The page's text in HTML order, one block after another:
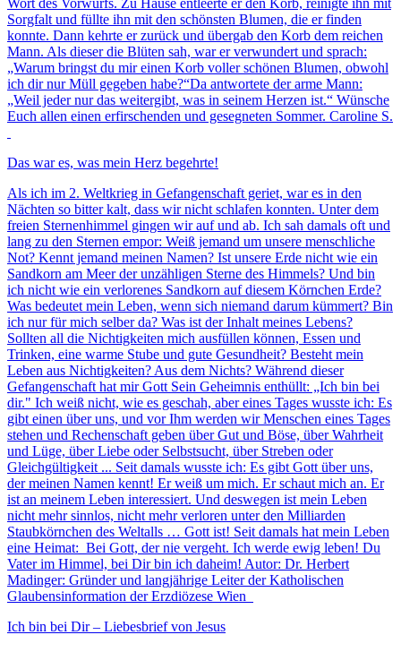
Sorgfalt und füllte ihn mit den schönsten Blumen, die er finden
konnte. Dann kehrte er zurück und übergab den Korb dem reichen
Mann. Als dieser die Blüten sah, war er verwundert und sprach:
„Warum bringst du mir einen Korb voller schönen Blumen, obwohl
ich dir nur Müll gegeben habe?“Da antwortete der arme Mann:
„Weil jeder nur das weitergibt, was in seinem Herzen ist.“ Wünsche
Euch allen einen erfirschenden und gesegneten Sommer. Caroline S.
Das war es, was mein Herz begehrte!
Als ich im 2. Weltkrieg in Gefangenschaft geriet, war es in den
Nächten so bitter kalt, dass wir nicht schlafen konnten. Unter dem
freien Sternenhimmel gingen wir auf und ab. Ich sah damals oft und
lang zu den Sternen empor: Weiß jemand um unsere menschliche
Not? Kennt jemand meinen Namen? Ist unsere Erde nicht wie ein
Sandkorn am Meer der unzähligen Sterne des Himmels? Und bin
ich nicht wie ein verlorenes Sandkorn auf diesem Körnchen Erde?
Was bedeutet mein Leben, wenn sich niemand darum kümmert? Bin
ich nur für mich selber da? Was ist der Inhalt meines Lebens?
Sollten all die Nichtigkeiten mich ausfüllen können, Essen und
Trinken, eine warme Stube und gute Gesundheit? Besteht mein
Leben aus Nichtigkeiten? Aus dem Nichts? Während dieser
Gefangenschaft hat mir Gott Sein Geheimnis enthüllt: „Ich bin bei
dir." Ich weiß nicht, wie es geschah, aber eines Tages wusste ich: Es
gibt einen über uns, und vor Ihm werden wir Menschen eines Tages
stehen und Rechenschaft geben über Gut und Böse, über Wahrheit
und Lüge, über Liebe oder Selbstsucht, über Streben oder
Gleichgültigkeit ... Seit damals wusste ich: Es gibt Gott über uns,
der meinen Namen kennt! Er weiß um mich. Er schaut mich an. Er
ist an meinem Leben interessiert. Und deswegen ist mein Leben
nicht mehr sinnlos, nicht mehr verloren unter den Milliarden
Staubkörnchen des Weltalls … Gott ist! Seit damals hat mein Leben
eine Heimat: Bei Gott, der nie vergeht. Ich werde ewig leben! Du
Vater im Himmel, bei Dir bin ich daheim! Autor: Dr. Herbert
Madinger: Gründer und langjährige Leiter der Katholischen
Glaubensinformation der Erzdiözese Wien
Ich bin bei Dir – Liebesbrief von Jesus